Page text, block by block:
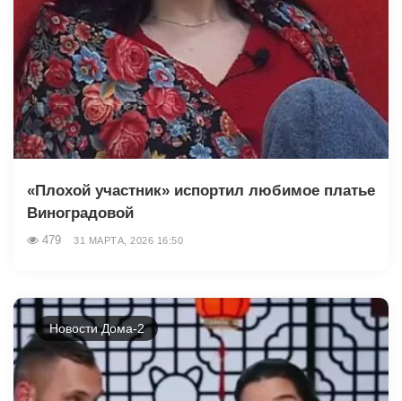
«Плохой участник» испортил любимое платье
Виноградовой
479 31 МАРТА, 2026 16:50
Новости Дома-2